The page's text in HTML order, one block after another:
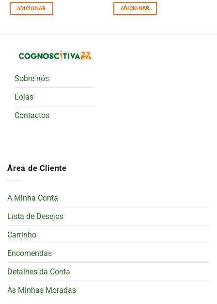
ADICIONAR ADICIONAR
Sobre nós
Lojas
Contactos
Área de Cliente
A Minha Conta
Lista de Desejos
Carrinho
Encomendas
Detalhes da Conta
As Minhas Moradas